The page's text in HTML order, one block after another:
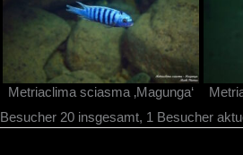
Metriaclima sciasma ‚Magunga‘
Besucher 20 insgesamt, 1 Besucher